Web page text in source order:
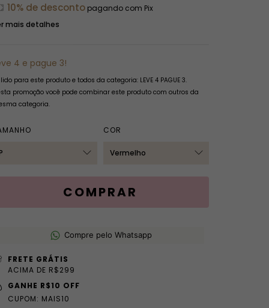
10% de descontopagando com Pix
mais detalhes
4 e pague 3!
para este produto e todos da categoria: LEVE 4 PAGUE 3.
promoção você pode combinar este produto com outros da
categoria.
COR
Compre pelo Whatsapp
FRETE GRÁTIS
ACIMA DE R$299
GANHE R$10 OFF
CUPOM: MAIS10